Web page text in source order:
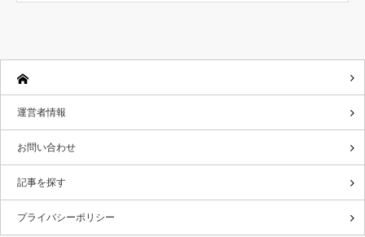
運営者情報
お問い合わせ
記事を探す
プライバシーポリシー